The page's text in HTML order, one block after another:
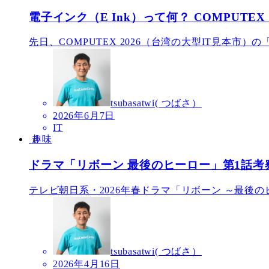
電子インク（E Ink）って何？
先日、COMPUTEX 2026（台湾の大型IT見本市）
tsubasatwi( つばさ）
2026年6月7日
IT
趣味
ドラマ「リボーン 最後のヒーロー」第1話
テレビ朝日系・2026年春ドラマ「リボーン ～最後
tsubasatwi( つばさ）
2026年4月16日